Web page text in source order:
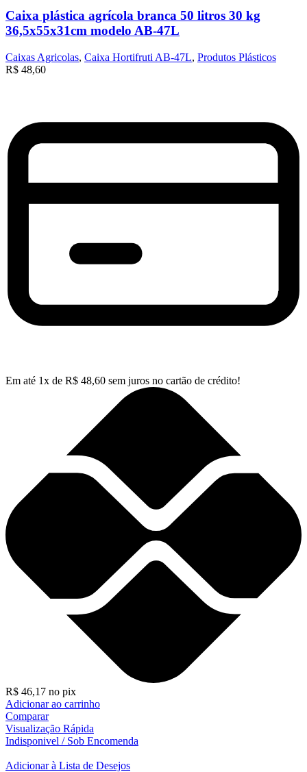
Caixa plástica agrícola branca 50 litros 30 kg
36,5x55x31cm modelo AB-47L
Caixas Agricolas, Caixa Hortifruti AB-47L, Produtos Plásticos
R$ 48,60
Em até 1x de R$ 48,60 sem juros no cartão de crédito!
R$ 46,17 no pix
Adicionar ao carrinho
Comparar
Visualização Rápida
Indisponivel / Sob Encomenda
Adicionar à Lista de Desejos